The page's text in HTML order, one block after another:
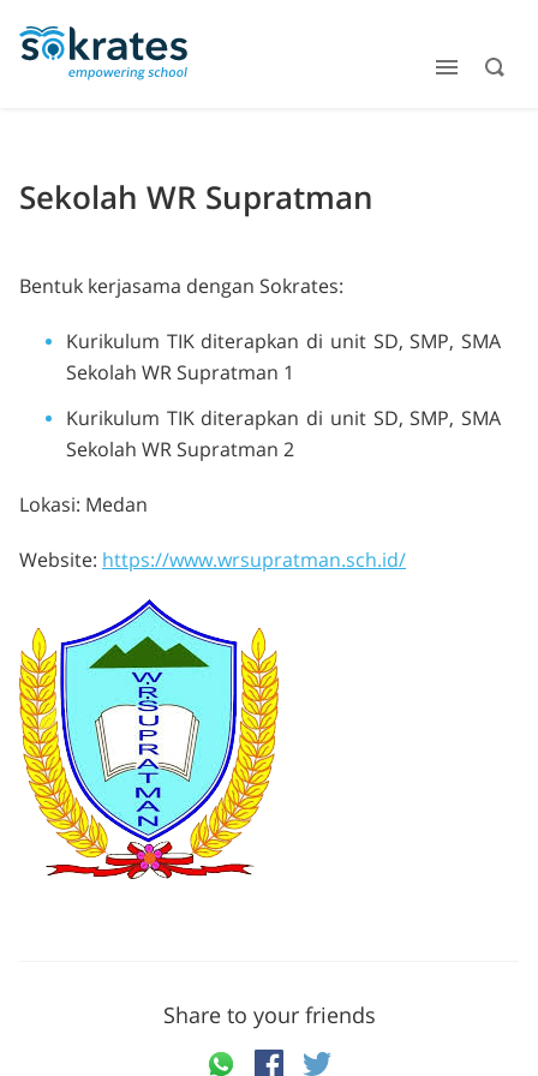
Sekolah WR Supratman
Bentuk kerjasama dengan Sokrates:
Kurikulum TIK diterapkan di unit SD, SMP, SMA
Sekolah WR Supratman 1
Kurikulum TIK diterapkan di unit SD, SMP, SMA
Sekolah WR Supratman 2
Lokasi: Medan
Website: https://www.wrsupratman.sch.id/
Share to your friends